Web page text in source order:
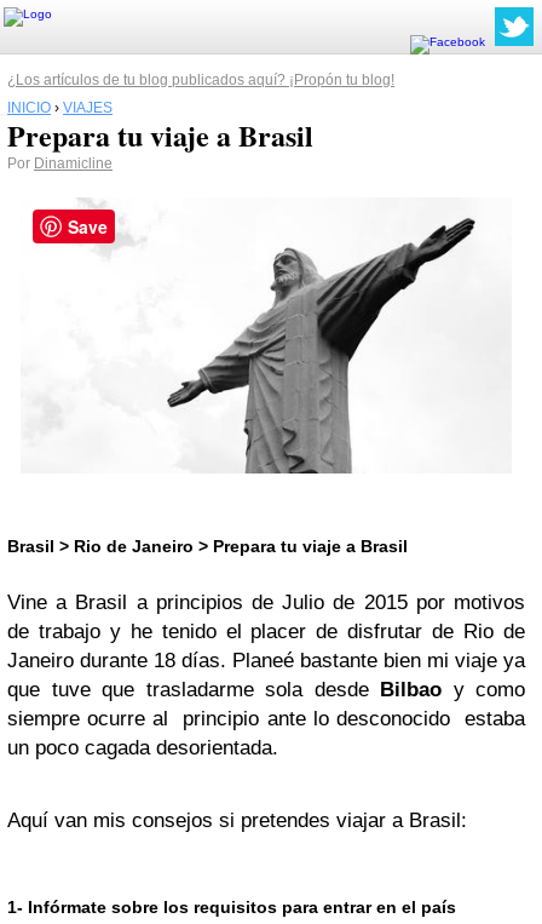
¿Los artículos de tu blog publicados aquí? ¡Propón tu blog!
INICIO › VIAJES
Prepara tu viaje a Brasil
Por Dinamicline
Brasil > Rio de Janeiro > Prepara tu viaje a Brasil
Vine a Brasil a principios de Julio de 2015 por motivos
de trabajo y he tenido el placer de disfrutar de Rio de
Janeiro durante 18 días. Planeé bastante bien mi viaje ya
que tuve que trasladarme sola desde
Bilbao y como
siempre ocurre al principio ante lo desconocido estaba
un poco cagadadesorientada.
Aquí van mis consejos si pretendes viajar a Brasil:
1- Infórmate sobre los requisitos para entrar en el país
Save